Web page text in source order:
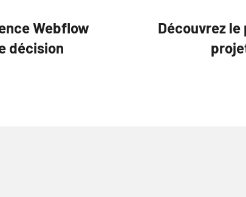
Webflow
décision
Découvrez